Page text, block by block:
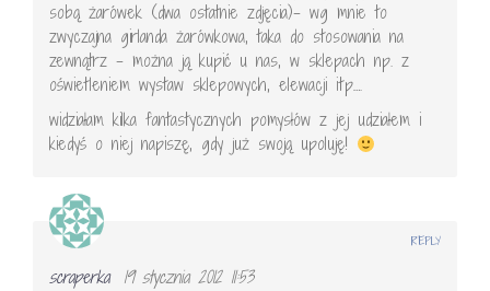
sobą żarówek (dwa ostatnie zdjęcia)- wg mnie to
zwyczajna girlanda żarówkowa, taka do stosowania na
zewnątrz – można ją kupić u nas, w sklepach np. z
oświetleniem wystaw sklepowych, elewacji itp….
widziałam kilka fantastycznych pomysłów z jej udziałem i
kiedyś o niej napiszę, gdy już swoją upoluję!
scraperka
19 stycznia 2012 11:53
REPLY